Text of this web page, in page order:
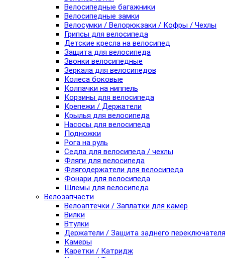
Велосипедные багажники
Велосипедные замки
Велосумки / Велорюкзаки / Кофры / Чехлы
Грипсы для велосипеда
Детские кресла на велосипед
Защита для велосипеда
Звонки велосипедные
Зеркала для велосипедов
Колеса боковые
Колпачки на ниппель
Корзины для велосипеда
Крепежи / Держатели
Крылья для велосипеда
Насосы для велосипеда
Подножки
Рога на руль
Седла для велосипеда / чехлы
Фляги для велосипеда
Флягодержатели для велосипеда
Фонари для велосипеда
Шлемы для велосипеда
Велозапчасти
Велоаптечки / Заплатки для камер
Вилки
Втулки
Держатели / Защита заднего переключателя
Камеры
Каретки / Катридж